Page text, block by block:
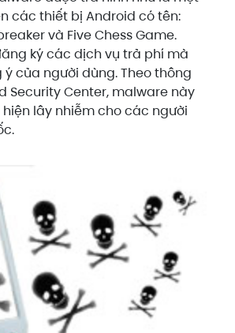
các thiết bị Android có tên:
và Five Chess Game.
ký các dịch vụ trả phí mà
ý của người dùng. Theo thông
SecurityCenter, malware này
lây nhiễm cho các người